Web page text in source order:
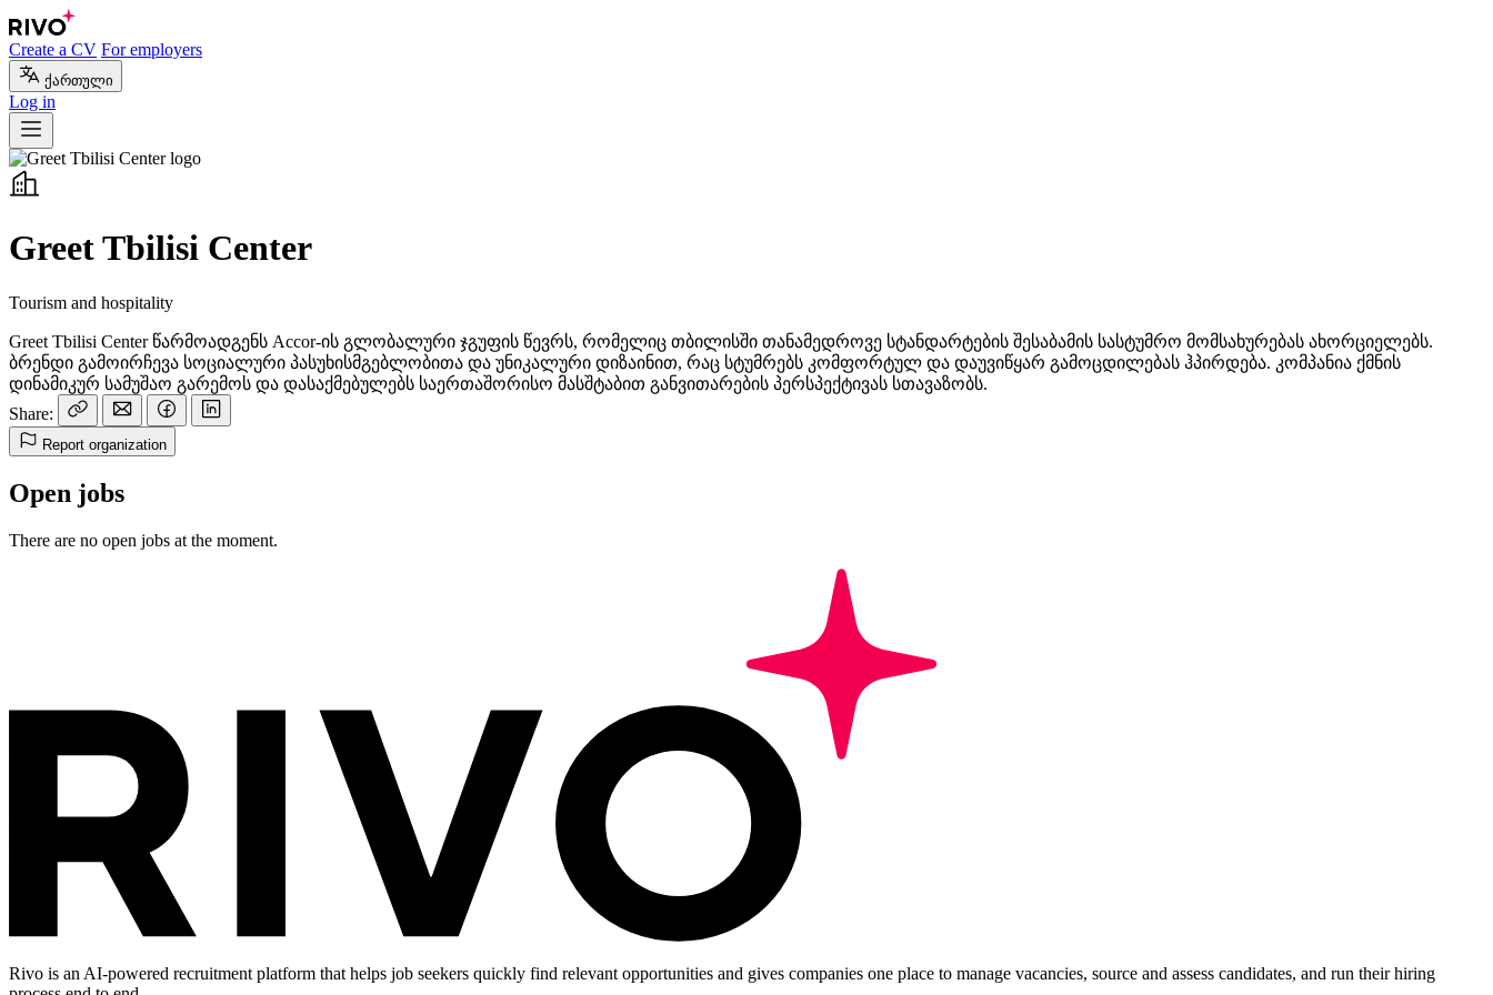
Create a CV For employers
ქართული
Log in
Greet Tbilisi Center
Tourism and hospitality
Greet Tbilisi Center წარმოადგენს Accor-ის გლობალური ჯგუფის წევრს, რომელიც თბილისში თანამედროვე სტანდარტების შესაბამის სასტუმრო მომსახურებას ახორციელებს.
ბრენდი გამოირჩევა სოციალური პასუხისმგებლობითა და უნიკალური დიზაინით, რაც სტუმრებს კომფორტულ და დაუვიწყარ გამოცდილებას ჰპირდება. კომპანია ქმნის
დინამიკურ სამუშაო გარემოს და დასაქმებულებს საერთაშორისო მასშტაბით განვითარების პერსპექტივას სთავაზობს.
Share:
Report organization
Open jobs
There are no open jobs at the moment.
Rivo is an AI-powered recruitment platform that helps job seekers quickly find relevant opportunities and gives companies one place to manage vacancies, source and assess candidates, and run their hiring